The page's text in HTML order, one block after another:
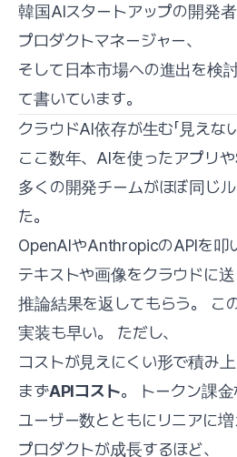
韓国AIスタートアップの開発者
プロダクトマネージャー、
そして日本市場への進出を検
て書いています。
クラウドAI依存が生む「見えな
ここ数年、AIを使ったアプリや
多くの開発チームがほぼ同じ
た。
OpenAIやAnthropicのAPIを叩
テキストや画像をクラウドに送
推論結果を返してもらう。 こ
実装も早い。 ただし、
コストが見えにくい形で積み上
まずAPIコスト。 トークン課金
ユーザー数とともにリニアに増
プロダクトが成長するほど、